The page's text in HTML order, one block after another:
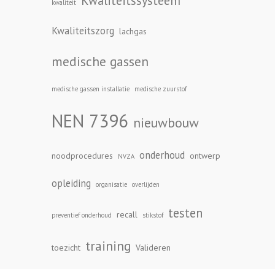
kwaliteit
Kwaliteitszorg lachgas
medische gassen
medische gassen installatie medische zuurstof
NEN 7396 nieuwbouw
noodprocedures NVZA onderhoud ontwerp
opleiding organisatie overlijden
preventief onderhoud recall stikstof testen
toezicht training Valideren